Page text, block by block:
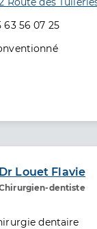
63 56 07 25
de convention
Dr Louet Flavie
dentiste
dentaire